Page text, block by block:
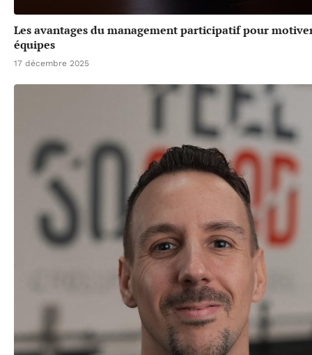
Les avantages du management participatif pour
équipes
17 décembre 2025